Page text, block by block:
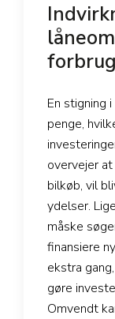
En stigning
penge,
overvejer
bilkøb, vil
ydelser.
måske
finansiere
ekstra
gøre
Omvendt